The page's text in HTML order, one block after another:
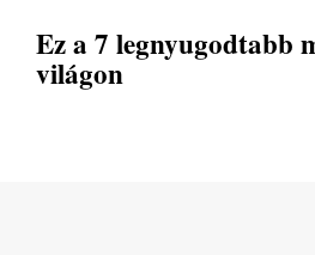
Ez a 7 legnyugodtabb
világon